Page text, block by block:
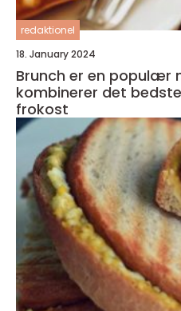
redaktionel
18. January 2024
Brunch er en populær
kombinerer det
frokost